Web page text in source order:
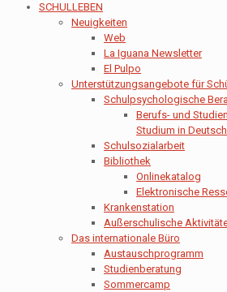
SCHULLEBEN
Neuigkeiten
Web
La Iguana Newsletter
El Pulpo
Unterstützungsangebote für
Schulpsychologische
Berufs- und
Studium in
Schulsozialarbeit
Bibliothek
Onlinekatalog
Elektronische
Krankenstation
Außerschulische
Das internationale Büro
Austauschprogramm
Studienberatung
Sommercamp